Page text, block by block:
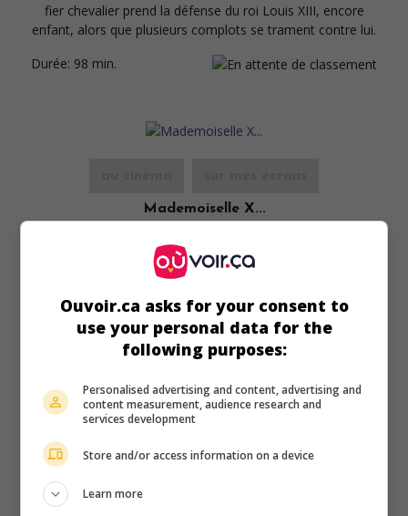
fier chevalier prend la défense du roi Louis XIII, encore
enfant, alors que plusieurs complots se trament contre lui.
Durée: 98 min.
Mademoiselle X...
Pierre Billon
Aimé Clariond. Devenue amnésique après un
évanouissement, une jeune fille s'éprend de l'auteur
dramatique qui lui a porté secours.
100 min.
au cinéma sur mes écrans
Le Colonel Chabert
Ouvoir.ca asks for your consent to
use your personal data for the
following purposes:
Personalised advertising and content, advertising and
content measurement, audience research and
services development
Store and/or access information on a device
Learn more